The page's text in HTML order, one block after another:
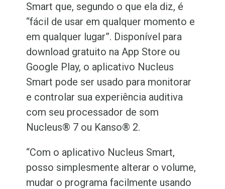
Smart que, segundo o que ela diz, é
“fácil de usar em qualquer momento e
em qualquer lugar”. Disponível para
download gratuito na App Store ou
Google Play, o aplicativo Nucleus
Smart pode ser usado para monitorar
e controlar sua experiência auditiva
com seu processador de som
Nucleus® 7 ou Kanso® 2.
“Com o aplicativo Nucleus Smart,
posso simplesmente alterar o volume,
mudar o programa facilmente usando